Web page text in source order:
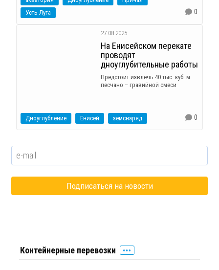
Усть-Луга
0
27.08.2025
На Енисейском перекате
проводят
дноуглубительные работы
Предстоит извлечь 40 тыс. куб. м
песчано – гравийной смеси
Дноуглубление Енисей земснаряд 0
Контейнерные перевозки